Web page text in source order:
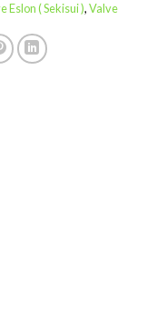
Eslon ( Sekisui ),Valve